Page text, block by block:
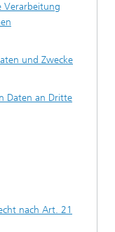
Verarbeitung
und Zwecke
Daten an Dritte
nach Art. 21